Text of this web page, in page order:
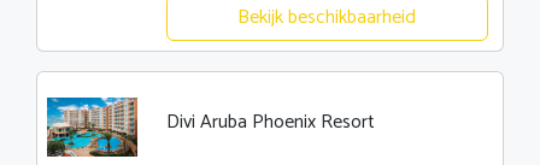
Bekijk beschikbaarheid
Divi Aruba Phoenix Resort